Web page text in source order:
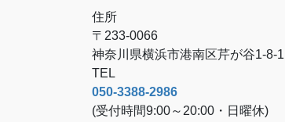
住所
〒233-0066
神奈川県横浜市港南区芹が谷1-8-1
TEL
050-3388-2986
(受付時間9:00～20:00・日曜休)